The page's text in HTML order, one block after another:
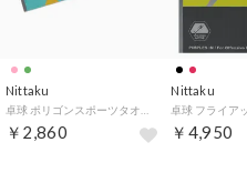
Nittaku
￥2,860
Nittaku
￥4,950